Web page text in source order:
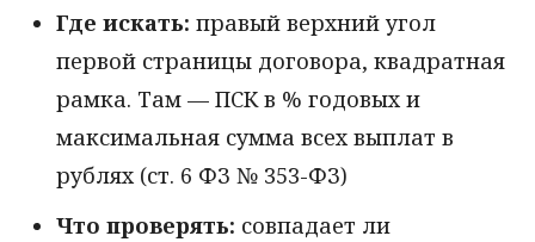
Где искать: правый верхний угол
первой страницы договора, квадратная
рамка. Там — ПСК в % годовых и
максимальная сумма всех выплат в
рублях (ст. 6 ФЗ № 353-ФЗ)
Что проверять: совпадает ли